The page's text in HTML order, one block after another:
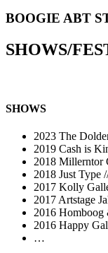
BOOGIE ABT
SHOWS/
SHOWS
2023 The
2019 Cash is
2018 Millerntor
2018 Just Type
2017 Kolly
2017 Artstage
2016 Homboog
2016 Happy
…